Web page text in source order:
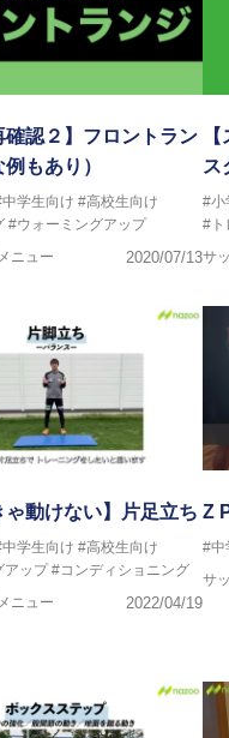
確認２】フロントラン
もあり）
学生向け #高校生向け
#ウォーミングアップ
ニュー
2020/07/13
ス
#小
#ト
サ
ゃ動けない】片足立ち
学生向け #高校生向け
アップ #コンディショニング
ニュー
2022/04/19
Z
#中
サ